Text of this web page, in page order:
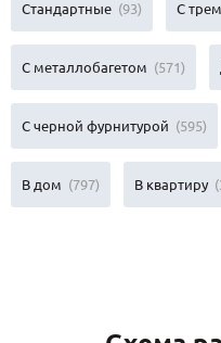
Стандартные (93) С
С металлобагетом (571)
С черной фурнитурой (595)
В дом (797) В квартиру